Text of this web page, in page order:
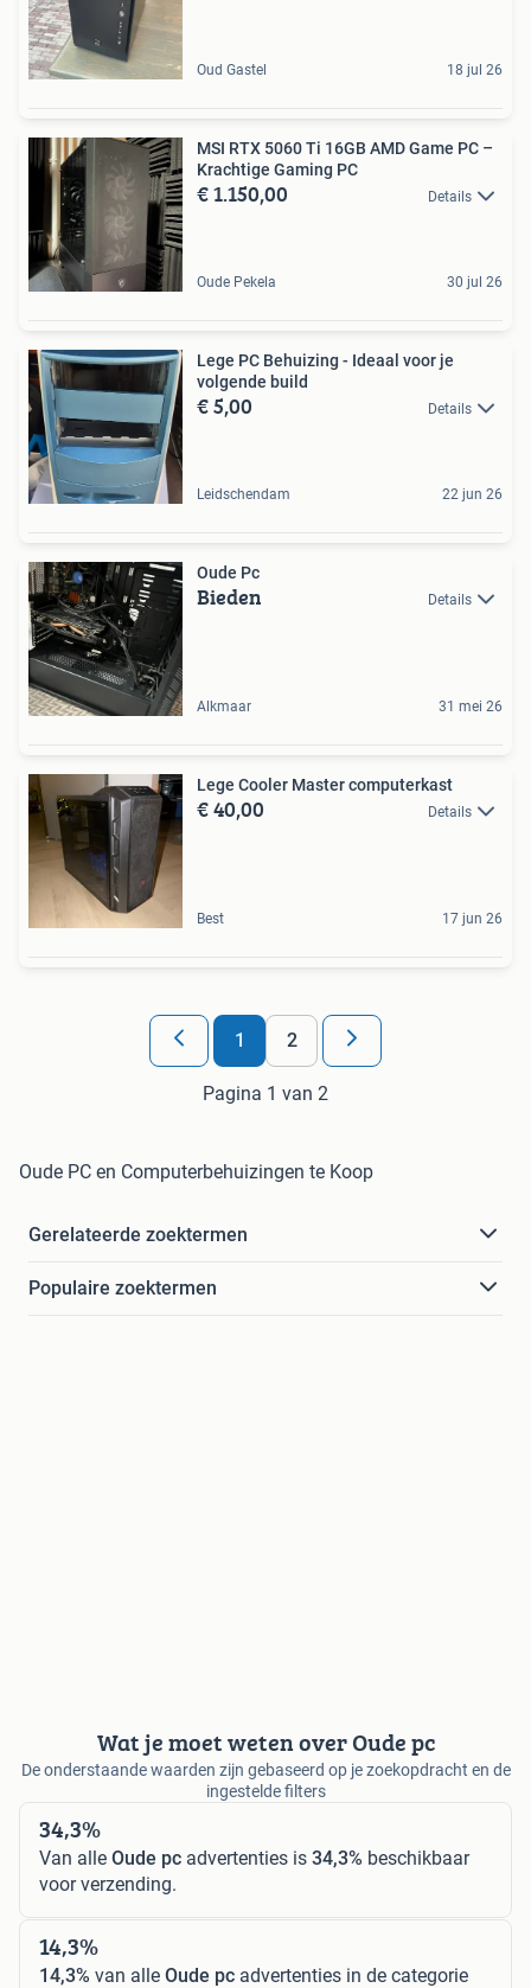
Oud Gastel 18 jul 26
MSI RTX 5060 Ti 16GB AMD Game PC –
Krachtige Gaming PC
€ 1.150,00 Details
Oude Pekela 30 jul 26
Lege PC Behuizing - Ideaal voor je
volgende build
€ 5,00 Details
Leidschendam 22 jun 26
Oude Pc
Bieden Details
Alkmaar 31 mei 26
Lege Cooler Master computerkast
€ 40,00 Details
Best 17 jun 26
1 2
Pagina 1 van 2
Oude PC en Computerbehuizingen te Koop
Gerelateerde zoektermen
Populaire zoektermen
Wat je moet weten over Oude pc
De onderstaande waarden zijn gebaseerd op je zoekopdracht en de
ingestelde filters
34,3%
Van alle Oude pc advertenties is 34,3% beschikbaar
voor verzending.
14,3%
14,3% van alle Oude pc advertenties in de categorie